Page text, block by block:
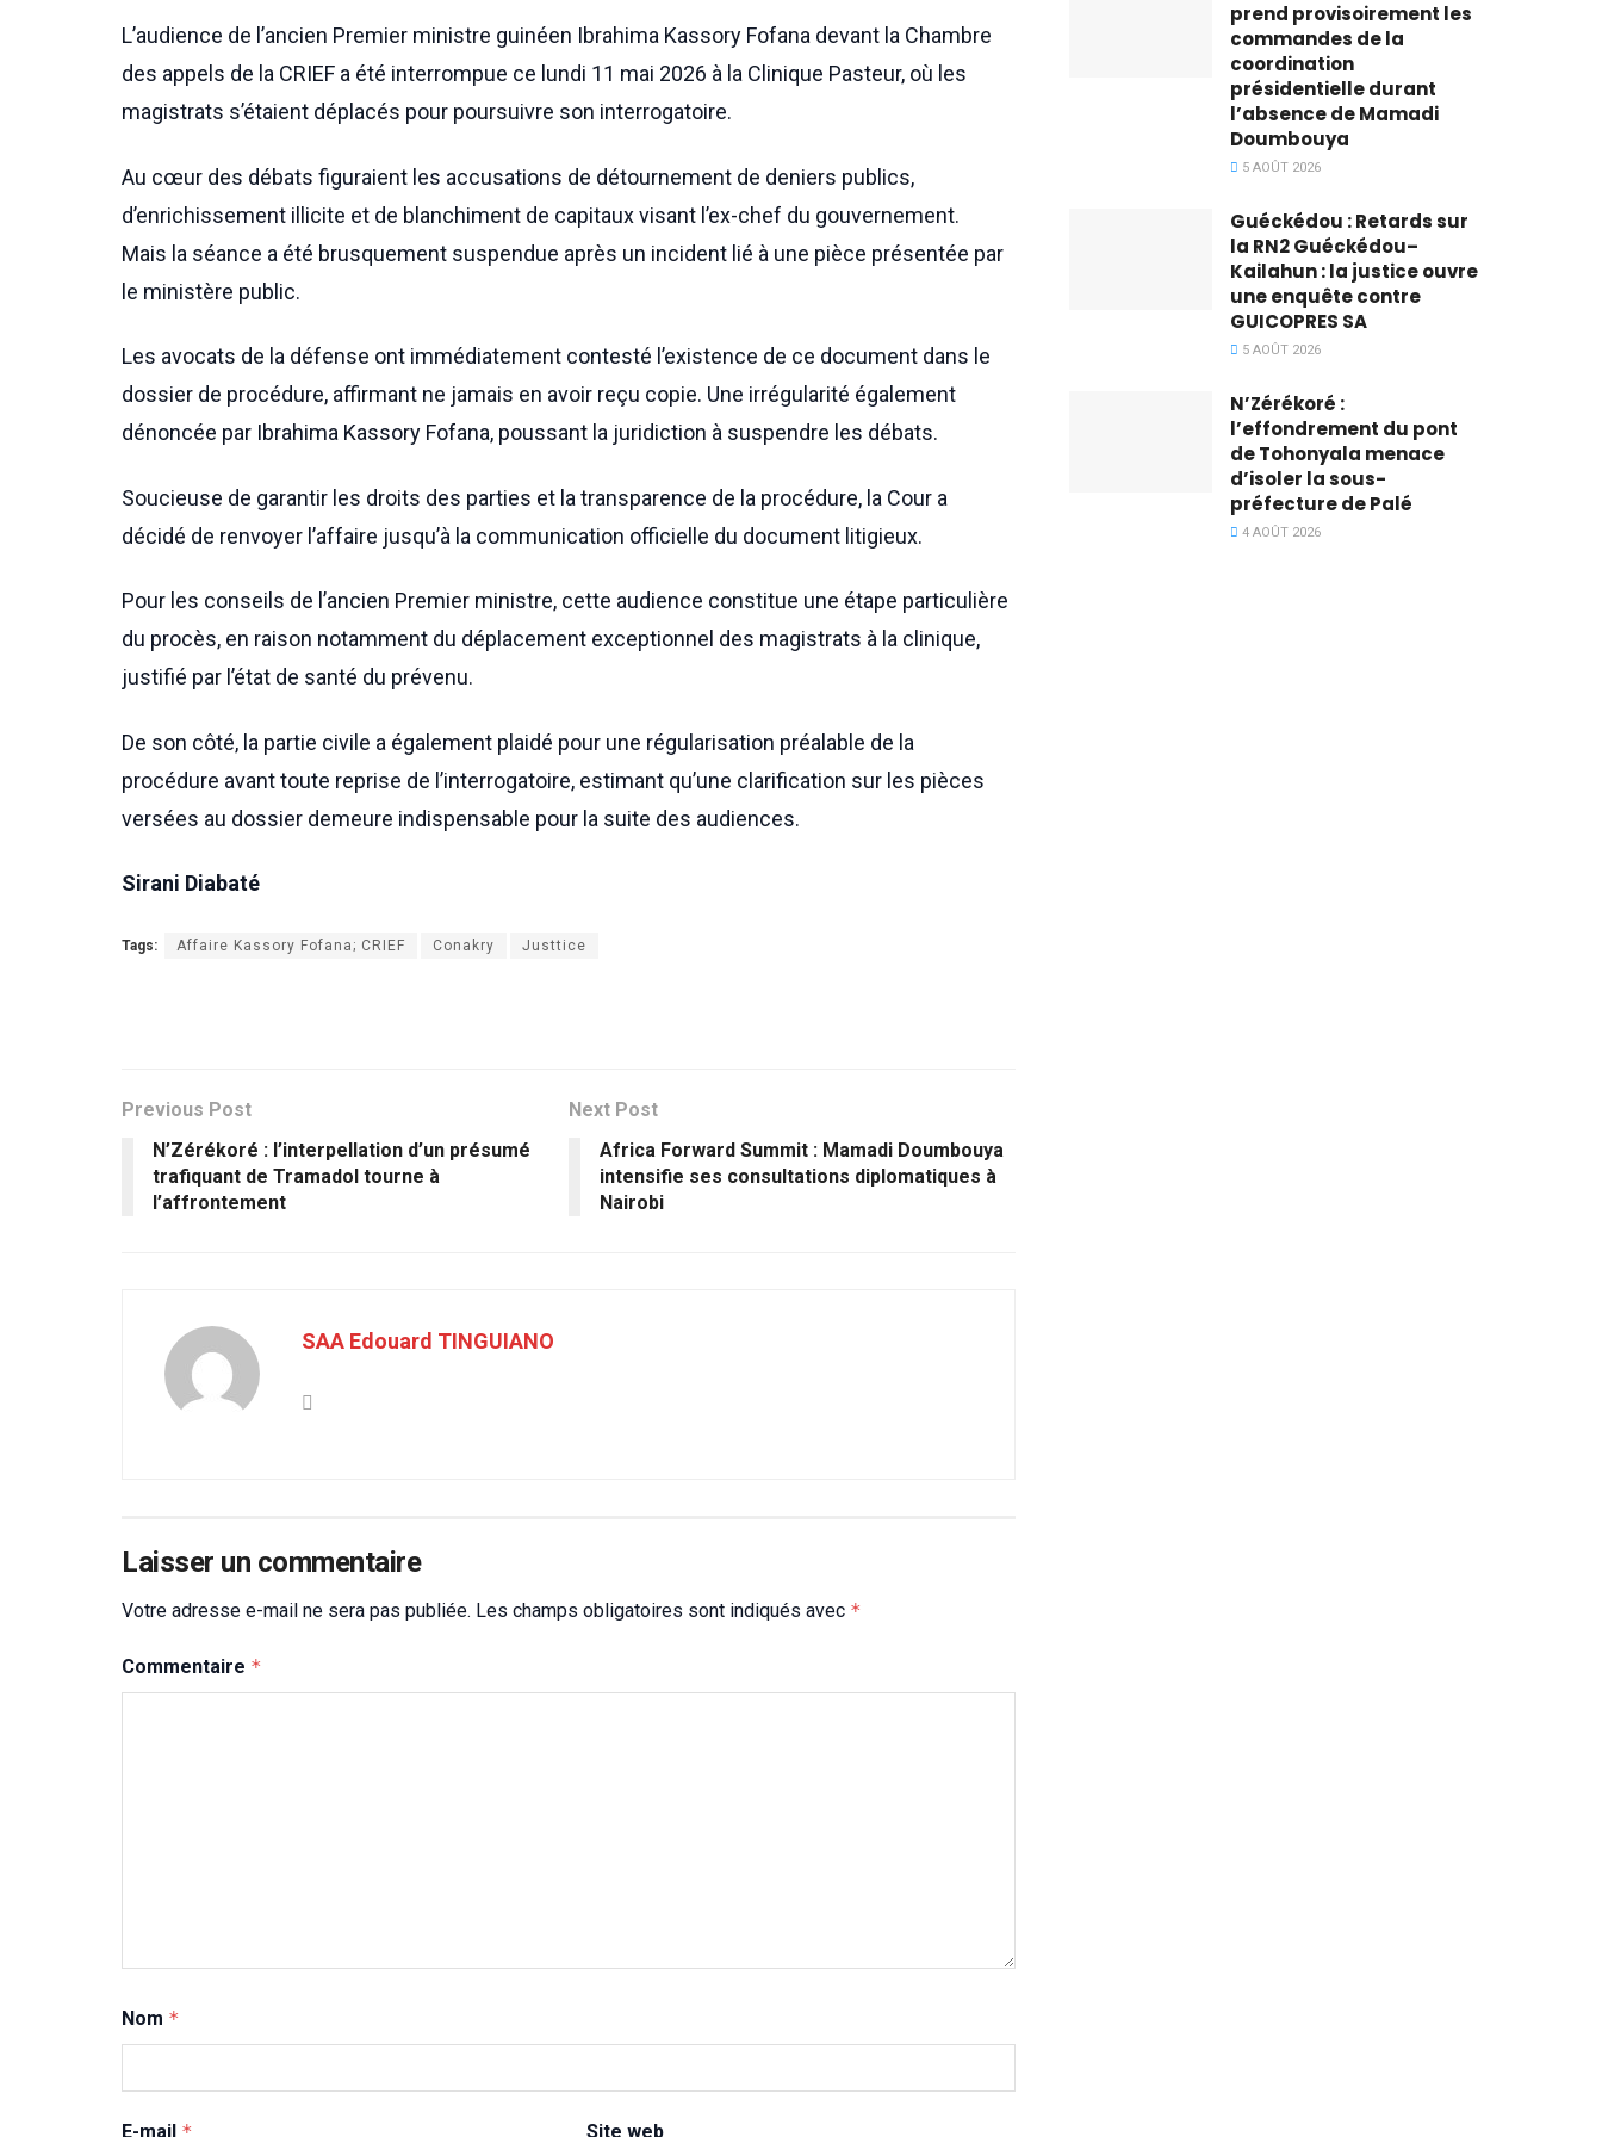
L’audience de l’ancien Premier ministre guinéen Ibrahima Kassory Fofana devant la Chambre
des appels de la CRIEF a été interrompue ce lundi 11 mai 2026 à la Clinique Pasteur, où les
magistrats s’étaient déplacés pour poursuivre son interrogatoire.
Au cœur des débats figuraient les accusations de détournement de deniers publics,
d’enrichissement illicite et de blanchiment de capitaux visant l’ex-chef du gouvernement.
Mais la séance a été brusquement suspendue après un incident lié à une pièce présentée par
le ministère public.
Les avocats de la défense ont immédiatement contesté l’existence de ce document dans le
dossier de procédure, affirmant ne jamais en avoir reçu copie. Une irrégularité également
dénoncée par Ibrahima Kassory Fofana, poussant la juridiction à suspendre les débats.
Soucieuse de garantir les droits des parties et la transparence de la procédure, la Cour a
décidé de renvoyer l’affaire jusqu’à la communication officielle du document litigieux.
Pour les conseils de l’ancien Premier ministre, cette audience constitue une étape particulière
du procès, en raison notamment du déplacement exceptionnel des magistrats à la clinique,
justifié par l’état de santé du prévenu.
De son côté, la partie civile a également plaidé pour une régularisation préalable de la
procédure avant toute reprise de l’interrogatoire, estimant qu’une clarification sur les pièces
versées au dossier demeure indispensable pour la suite des audiences.
Sirani Diabaté
Tags: Affaire Kassory Fofana; CRIEF Conakry Justtice
Previous Post
N’Zérékoré : l’interpellation d’un présumé
trafiquant de Tramadol tourne à
l’affrontement
Next Post
Africa Forward Summit : Mamadi Doumbouya
intensifie ses consultations diplomatiques à
Nairobi
SAA Edouard TINGUIANO
Laisser un commentaire
Votre adresse e-mail ne sera pas publiée. Les champs obligatoires sont indiqués avec *
Commentaire *
Nom *
E-mail * Site web
prend provisoirement les
commandes de la
coordination
présidentielle durant
l’absence de Mamadi
Doumbouya
5 AOÛT 2026
Guéckédou : Retards sur
la RN2 Guéckédou–
Kailahun : la justice ouvre
une enquête contre
GUICOPRES SA
5 AOÛT 2026
N’Zérékoré :
l’effondrement du pont
de Tohonyala menace
d’isoler la sous-
préfecture de Palé
4 AOÛT 2026